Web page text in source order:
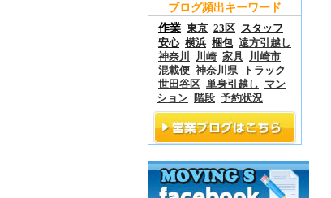
ブログ頻出キーワード
作業 東京 23区 スタッフ
安心 横浜 梱包 遠方引越し
神奈川
川崎 家具 川崎市
混載便 神奈川県
トラック
世田谷区 単身引越し
マン
ション
階段 予約状況